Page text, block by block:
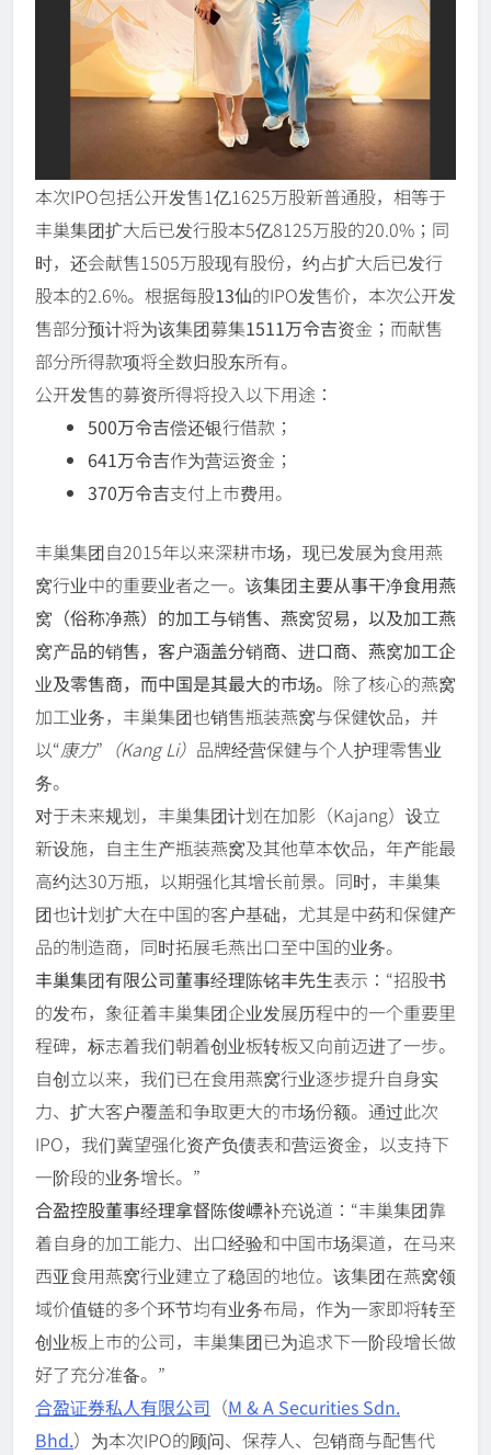
本次IPO包括公开发售1亿1625万股新普通股，相等于
丰巢集团扩大后已发行股本5亿8125万股的20.0%；同
时，还会献售1505万股现有股份，约占扩大后已发行
股本的2.6%。根据每股13仙的IPO发售价，本次公开发
售部分预计将为该集团募集1511万令吉资金；而献售
部分所得款项将全数归股东所有。
公开发售的募资所得将投入以下用途：
500万令吉偿还银行借款；
641万令吉作为营运资金；
370万令吉支付上市费用。
丰巢集团自2015年以来深耕市场，现已发展为食用燕
窝行业中的重要业者之一。 该集团主要从事干净食用燕
窝（俗称净燕）的加工与销售、燕窝贸易，以及加工燕
窝产品的销售，客户涵盖分销商、进口商、燕窝加工企
业及零售商，而中国是其最大的市场。 除了核心的燕窝
加工业务，丰巢集团也销售瓶装燕窝与保健饮品，并
以“康力” （Kang Li） 品牌经营保健与个人护理零售业
务。
对于未来规划，丰巢集团计划在加影（Kajang）设立
新设施，自主生产瓶装燕窝及其他草本饮品，年产能最
高约达30万瓶，以期强化其增长前景。同时，丰巢集
团也计划扩大在中国的客户基础，尤其是中药和保健产
品的制造商，同时拓展毛燕出口至中国的业务。
丰巢集团有限公司董事经理陈铭丰先生表示：“招股书
的发布，象征着丰巢集团企业发展历程中的一个重要里
程碑，标志着我们朝着创业板转板又向前迈进了一步。
自创立以来，我们已在食用燕窝行业逐步提升自身实
力、扩大客户覆盖和争取更大的市场份额。通过此次
IPO，我们冀望强化资产负债表和营运资金，以支持下
一阶段的业务增长。”
合盈控股董事经理拿督陈俊㟽补充说道：“丰巢集团靠
着自身的加工能力、出口经验和中国市场渠道，在马来
西亚食用燕窝行业建立了稳固的地位。该集团在燕窝领
域价值链的多个环节均有业务布局，作为一家即将转至
创业板上市的公司，丰巢集团已为追求下一阶段增长做
好了充分准备。”
合盈证券私人有限公司 （M & A Securities Sdn.
Bhd.）为本次IPO的顾问、保荐人、包销商与配售代